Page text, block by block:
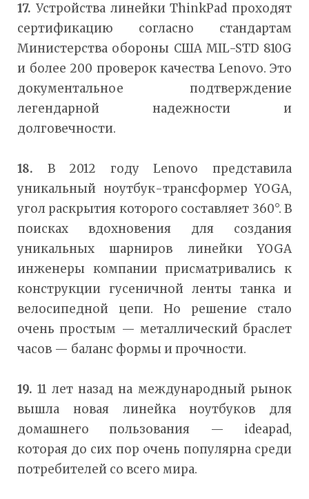
17. Устройства линейки ThinkPad проходят
сертификацию согласно стандартам
Министерства обороны США MIL-STD 810G
и более 200 проверок качества Lenovo. Это
документальное подтверждение
легендарной надежности и
долговечности.
18. В 2012 году Lenovo представила
уникальный ноутбук-трансформер YOGA,
угол раскрытия которого составляет 360°. В
поисках вдохновения для создания
уникальных шарниров линейки YOGA
инженеры компании присматривались к
конструкции гусеничной ленты танка и
велосипедной цепи. Но решение стало
очень простым — металлический браслет
часов — баланс формы и прочности.
19. 11 лет назад на международный рынок
вышла новая линейка ноутбуков для
домашнего пользования — ideapad,
которая до сих пор очень популярна среди
потребителей со всего мира.